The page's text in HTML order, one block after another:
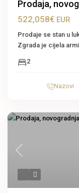
Prodaja,
522,058€ EUR
Prodaje se stan u
Zgrada je cijela
2
Nazovi
Previous